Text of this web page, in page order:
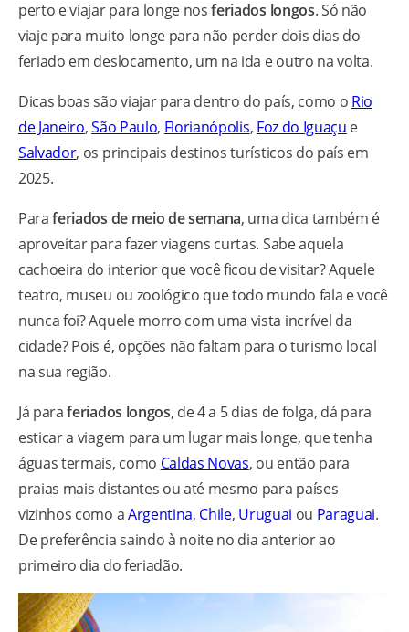
perto e viajar para longe nosferiados longos. Só não
viaje para muito longe para não perder dois dias do
feriado em deslocamento, um na ida e outro na volta.
Dicas boas são viajar para dentro do país, como o Rio
de Janeiro,São Paulo, Florianópolis, Foz do Iguaçu e
Salvador, os principais destinos turísticos do país em
2025.
Paraferiados de meio de semana, uma dica também é
aproveitar para fazer viagens curtas. Sabe aquela
cachoeira do interior que você ficou de visitar? Aquele
teatro, museu ou zoológico que todo mundo fala e você
nunca foi? Aquele morro com uma vista incrível da
cidade? Pois é, opções não faltam para o turismo local
na sua região.
Já paraferiados longos, de 4 a 5 dias de folga, dá para
esticar a viagem para um lugar mais longe, que tenha
águas termais, como Caldas Novas, ou então para
praias mais distantes ou até mesmo para países
vizinhos como aArgentina, Chile, Uruguai ou Paraguai.
De preferência saindo à noite no dia anterior ao
primeiro dia do feriadão.